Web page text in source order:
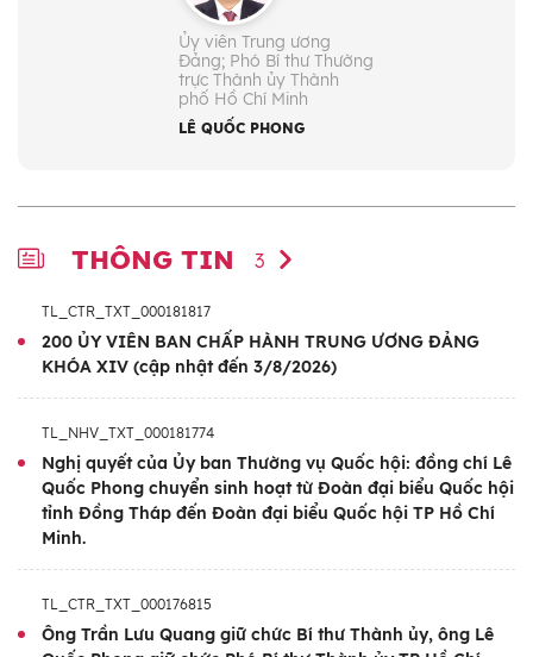
- Ủy viên là đại biểu Quốc hội hoạt động
kiêm nhiệm của Ủy ban Khoa học, Công
nghệ và Môi trường của Quốc hội khóa XV
(từ 2/2025)
- Đại biểu Quốc hội: Khóa XIV, XV
Trình độ chuyên môn: Tiến sĩ Công nghệ sinh
học; Thạc sĩ Sinh học; Cử nhân Sinh học
Ủy viên Trung ương
Đảng; Phó Bí thư Thường
trực Thành ủy Thành
phố Hồ Chí Minh
LÊ QUỐC PHONG
THÔNG TIN 3
TL_CTR_TXT_000181817
200 ỦY VIÊN BAN CHẤP HÀNH TRUNG ƯƠNG ĐẢNG
KHÓA XIV (cập nhật đến 3/8/2026)
TL_NHV_TXT_000181774
Nghị quyết của Ủy ban Thường vụ Quốc hội: đồng chí Lê
Quốc Phong chuyển sinh hoạt từ Đoàn đại biểu Quốc hội
tỉnh Đồng Tháp đến Đoàn đại biểu Quốc hội TP Hồ Chí
Minh.
TL_CTR_TXT_000176815
Ông Trần Lưu Quang giữ chức Bí thư Thành ủy, ông Lê